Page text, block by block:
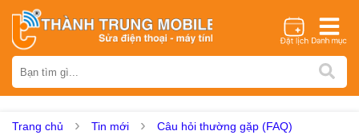
iPhone Samsung Oppo Xiaomi Realme Vivo
Trang chủ Tin mới Câu hỏi thường gặp (FAQ)